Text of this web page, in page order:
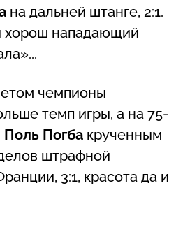
на дальней штанге, 2:1.
хорош нападающий
чемпионы
темп игры, а на 75-
Поль Погба крученным
штрафной
3:1, красота да и